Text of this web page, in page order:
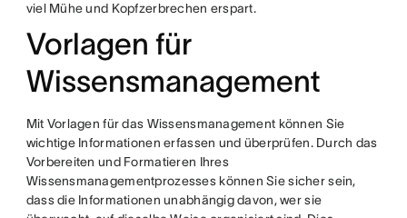
viel Mühe und Kopfzerbrechen erspart.
Vorlagen für
Wissensmanagement
Mit Vorlagen für das Wissensmanagement können Sie
wichtige Informationen erfassen und überprüfen. Durch das
Vorbereiten und Formatieren Ihres
Wissensmanagementprozesses können Sie sicher sein,
dass die Informationen unabhängig davon, wer sie